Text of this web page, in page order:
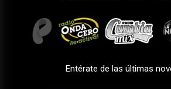
Entérate de las últimas